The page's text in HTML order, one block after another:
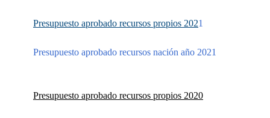
Presupuesto aprobado recursos propios 2021
Presupuesto aprobado recursos nación año 2021
Presupuesto aprobado recursos propios 2020